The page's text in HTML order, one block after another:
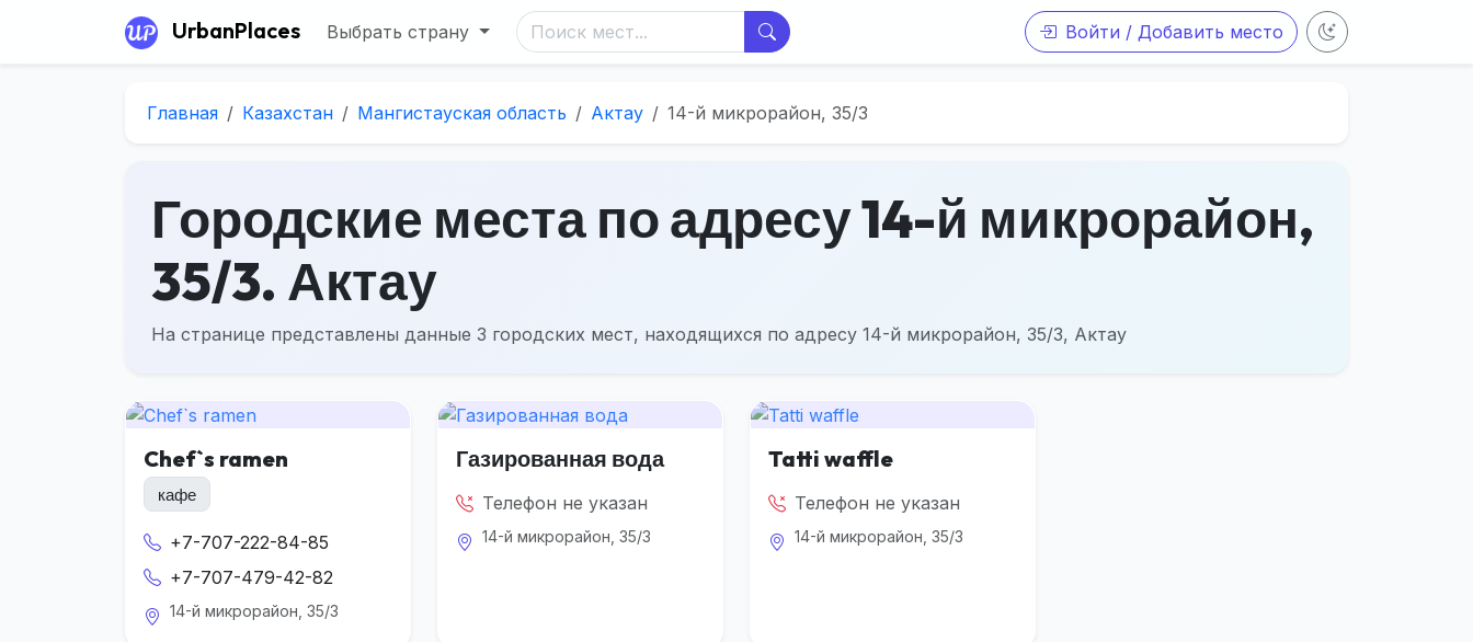
UrbanPlaces Выбрать страну Войти / Добавить место
Главная Казахстан Мангистауская область Актау 14-й микрорайон, 35/3
Городские места по адресу 14-й микрорайон,
35/3. Актау
На странице представлены данные 3 городских мест, находящихся по адресу 14-й микрорайон, 35/3, Актау
Chef`s ramen
кафе
+7-707-222-84-85
+7-707-479-42-82
14-й микрорайон, 35/3
Газированная вода
Телефон не указан
14-й микрорайон, 35/3
Tatti waffle
Телефон не указан
14-й микрорайон, 35/3